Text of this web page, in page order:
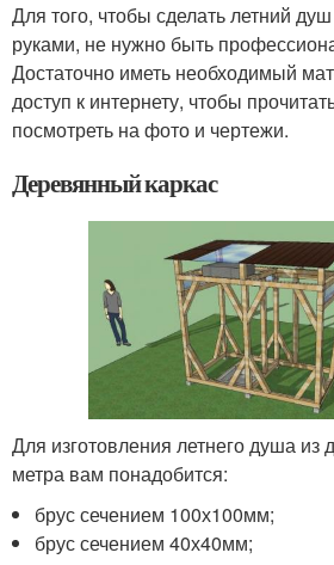
Для того, чтобы сделать летний
руками, не нужно быть
Достаточно иметь необходимый
доступ к интернету, чтобы
посмотреть на фото и чертежи.
Деревянный каркас
Для изготовления летнего душа из
метра вам понадобится:
брус сечением 100х100мм;
брус сечением 40х40мм;